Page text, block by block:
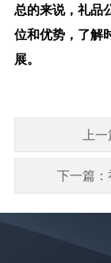
总的来说， 礼品
位和优势，了解
展。
上一
下一篇